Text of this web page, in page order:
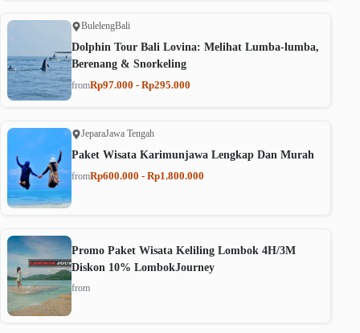
BulelengBali
Dolphin Tour Bali Lovina: Melihat Lumba-lumba,
Berenang & Snorkeling
fromRp97.000 - Rp295.000
JeparaJawa Tengah
Paket Wisata Karimunjawa Lengkap Dan Murah
fromRp600.000 - Rp1.800.000
Promo Paket Wisata Keliling Lombok 4H/3M
Diskon 10% LombokJourney
from